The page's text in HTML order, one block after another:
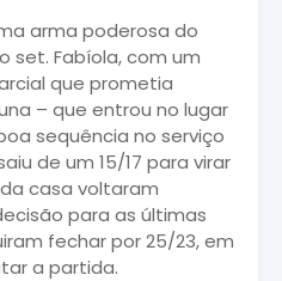
arma poderosa do
set. Fabíola, com um
que prometia
– que entrou no lugar
sequência no serviço
de um 15/17 para virar
da casa voltaram
para as últimas
fechar por 25/23, em
a partida.